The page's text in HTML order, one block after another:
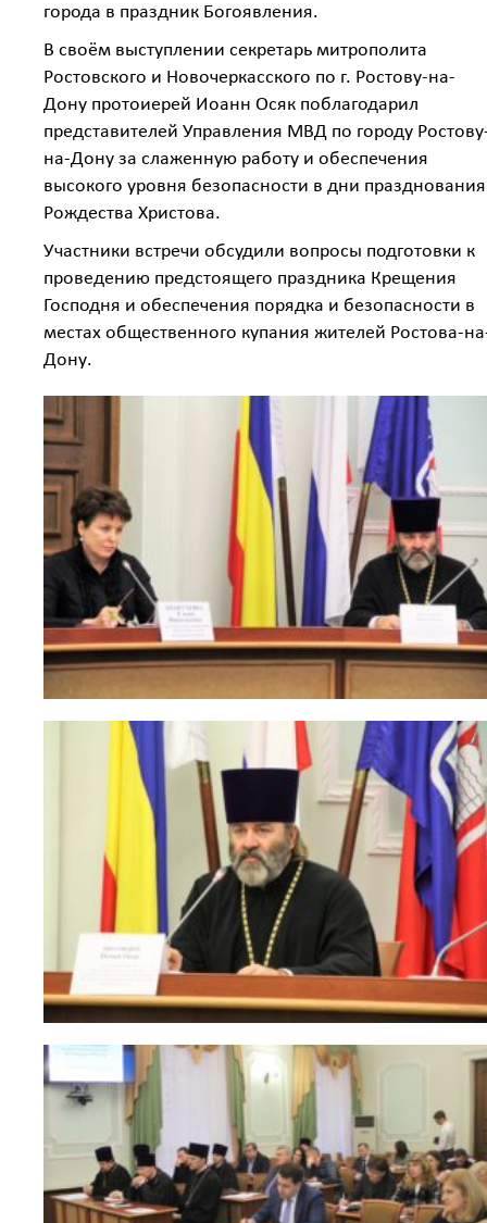
города в праздник Богоявления.
В своём выступлении секретарь митрополита
Ростовского и Новочеркасского по г. Ростову-на-
Дону протоиерей Иоанн Осяк поблагодарил
представителей Управления МВД по городу
на-Дону за слаженную работу и обеспечения
высокого уровня безопасности в дни празднования
Рождества Христова.
Участники встречи обсудили вопросы подготовки к
проведению предстоящего праздника Крещения
Господня и обеспечения порядка и безопасности в
местах общественного купания жителей Ростова-
Дону.